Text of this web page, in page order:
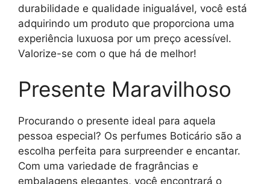
durabilidade e qualidade inigualável, você está
adquirindo um produto que proporciona uma
experiência luxuosa por um preço acessível.
Valorize-se com o que há de melhor!
Presente Maravilhoso
Procurando o presente ideal para aquela
pessoa especial? Os perfumes Boticário são a
escolha perfeita para surpreender e encantar.
Com uma variedade de fragrâncias e
embalagens elegantes, você encontrará o